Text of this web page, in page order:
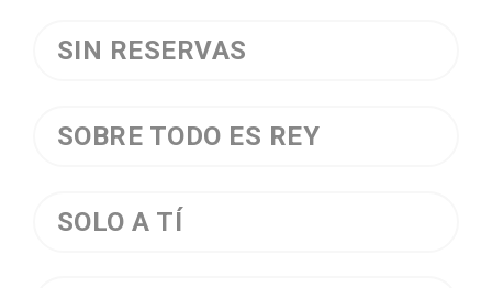
SIN RESERVAS
SOBRE TODO ES REY
SOLO A TÍ